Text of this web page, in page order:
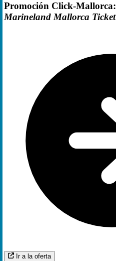
Promoción Click-Mallorca:
Marineland Mallorca Ticket
Ir a la oferta